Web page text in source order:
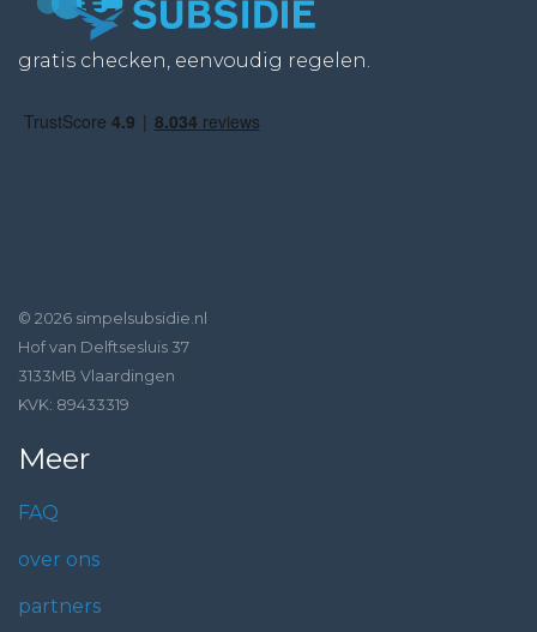
gratis checken, eenvoudig regelen.
© 2026 simpelsubsidie.nl
Hof van Delftsesluis 37
3133MB Vlaardingen
KVK: 89433319
Meer
FAQ
over ons
partners